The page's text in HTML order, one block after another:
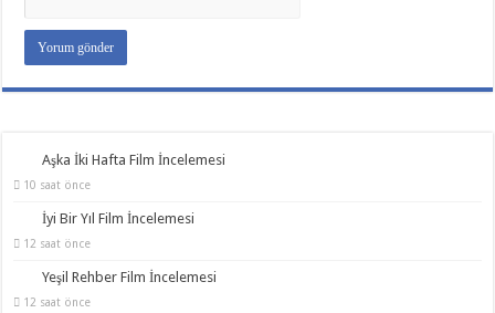
Aşka İki Hafta Film İncelemesi
10 saat önce
İyi Bir Yıl Film İncelemesi
12 saat önce
Yeşil Rehber Film İncelemesi
12 saat önce